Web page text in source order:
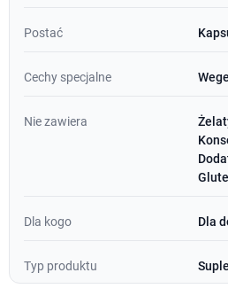
Postać
Cechy specjalne
Nie zawiera
Dla kogo Dla
Typ produktu